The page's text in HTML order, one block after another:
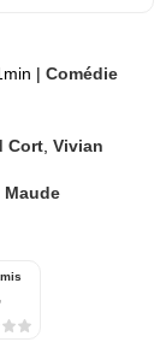
| Comédie
Cort ,Vivian
Maude